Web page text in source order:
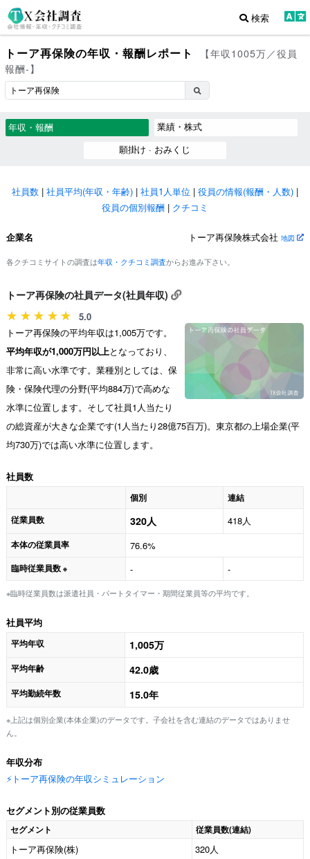
検索
トーア再保険の年収・報酬レポート
【年収1005万／役員
報酬-】
年収・報酬
業績・株式
願掛け · おみくじ
社員数 | 社員平均(年収・年齢) | 社員1人単位 | 役員の情報(報酬・人数) |
役員の個別報酬 | クチコミ
企業名 トーア再保険株式会社 地図
各クチコミサイトの調査は年収・クチコミ調査からお進み下さい。
トーア再保険の社員データ(社員年収)
5.0
トーア再保険の平均年収は1,005万です。
平均年収が1,000万円以上となっており、
非常に高い水準です。業種別としては、保
険・保険代理の分野(平均884万)で高めな
水準に位置します。そして社員1人当たり
の総資産が大きな企業です(1人当たり28億75百万)。東京都の上場企業(平
均730万)では高い水準に位置します。
社員数
個別
連結
従業員数
320人 418人
本体の従業員率 76.6%
臨時従業員数 ※ - -
※臨時従業員数は派遣社員・パートタイマー・期間従業員等の平均です。
社員平均
平均年収 1,005万
平均年齢 42.0歳
平均勤続年数 15.0年
※上記は個別企業(本体企業)のデータです。子会社を含む連結のデータではありませ
ん。
年収分布
⚡️トーア再保険の年収シミュレーション
セグメント別の従業員数
セグメント 従業員数(連結)
トーア再保険(株)
320人